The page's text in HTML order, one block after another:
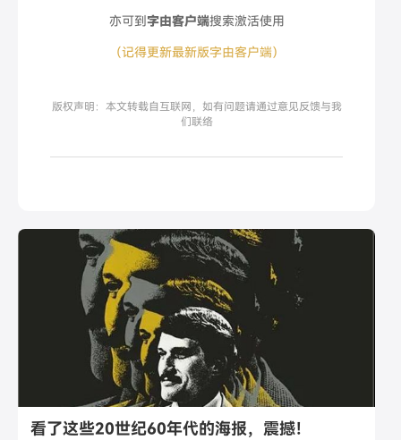
亦可到 字由客户端搜索激活使用
（记得更新最新版字由客户端）
版权声明：本文转载自互联网，如有问题请通过意见反馈与我
们联络
看了这些20世纪60年代的海报，震撼！